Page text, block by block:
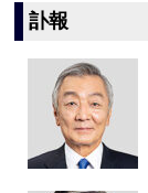
訃報